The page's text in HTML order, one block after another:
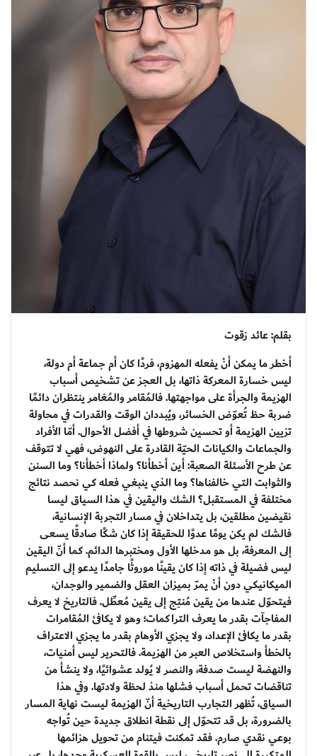
بقلم: عائد زقوت
أخطر ما يمكن أنْ يفعله المهزوم، فردًا كان أم جماعة أم دولة،
ليس خسارة المعركة ذاتها، بل العجز عن تشخيص أسباب
الهزيمة والجرأة على مواجهتها. فالمُقامر والمُغامر ينتظران دائمًا
ضربة حظ تُعوّض الخسائر، ويُبددان الوقت والقدرات في محاولة
تزيين الهزيمة أو تحسين شروطها في أفضل الأحوال. أمّا الأفراد
والجماعات والكيانات الحيّة القادرة على النهوض، فهي لا تتوقف
عن طرح الأسئلة الصعبة: أين أخطأنا؟ ولماذا أخطأنا؟ وما السنن
والثوابت التي خالفناها؟ وما الذي ينبغي فعله كي نحصد نتائج
مختلفة في المستقبل؟ الشك واليقين في هذا السياق ليسا
نقيضين مطلقين، بل يتداخلان في مسار التجربة الإنسانية،
فالشك لم يكن يومًا عدوًا للحقيقة إذا كان شكًا صادقًا يسعى
إلى المعرفة، بل هو مدخلها الأول ومختبرها الدائم. كما أنّ اليقين
ليس فضيلة في ذاته إذا كان يقينًا موروثًا جامدًا يدعو إلى التسليم
الميكانيكي دون أنْ يمرّ بميزان العقل والضمير والوجدان،
فيتحوّل عندها من يقين مُنتِج إلى يقين مُعطِّل. فالتاريخ لا يعرف
المفاجآت بقدر ما يعرف التراكمات؛ وهو لا يكافئ المُقامرات
بقدر ما يكافئ الإعداد، ولا يجزي الأوهام بقدر ما يجزي الاعتراف
بالخطأ واستخلاص العبر من الهزيمة. فالتحرير ليس أمنيات،
والنهضة ليست صدفة، والنصر لا يُولد عشوائيًا، ولا ينشأ من
تناقضات تحمل أسباب فشلها منذ لحظة ولادتها. وفي هذا
السياق، تُظهر التجارب التاريخية أنّ الهزيمة ليست نهاية المسار
بالضرورة، بل قد تتحوّل إلى نقطة انطلاق جديدة حين تُواجه
بوعي نقدي صارم. فقد تمكنت فيتنام من تحويل هزائمها